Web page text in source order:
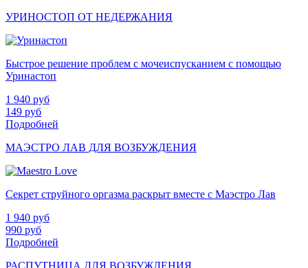
УРИНОСТОП ОТ НЕДЕРЖАНИЯ
Быстрое решение проблем с мочеиспусканием с помощью
Уринастоп
1 940 руб
149 руб
Подробней
МАЭСТРО ЛАВ ДЛЯ ВОЗБУЖДЕНИЯ
Секрет струйного оргазма раскрыт вместе с Маэстро Лав
1 940 руб
990 руб
Подробней
РАСПУТНИЦА ДЛЯ ВОЗБУЖДЕНИЯ